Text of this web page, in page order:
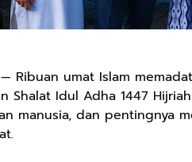
— Ribuan umat Islam
Shalat Idul Adha 1447
manusia, dan pentingnya